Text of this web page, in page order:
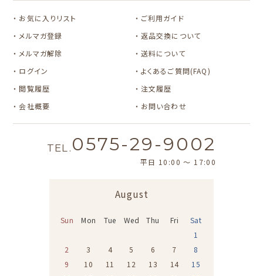
TEA STAND
お気に入りリスト
メルマガ登録
メルマガ解除
ログイン
ご利用ガイド
返品交換について
送料について
よくあるご質問(FAQ)
閲覧履歴
注文履歴
会社概要
お問い合わせ
TEL. 0575-29-9002
平日 10:00 〜 17:00
August
Sun Mon Tue Wed Thu Fri
Sat
1
2
3 4 5 6 7
8
9
10 11 12 13 14
15